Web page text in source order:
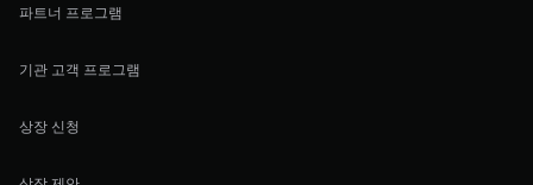
파트너 프로그램
기관 고객 프로그램
상장 신청